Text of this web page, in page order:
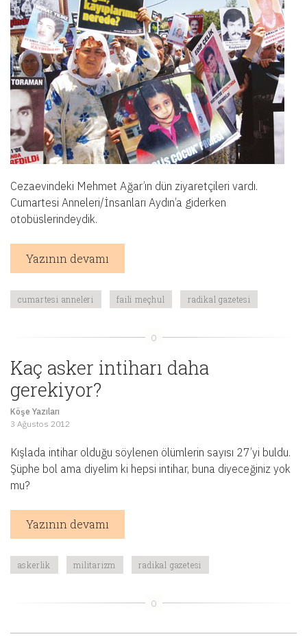
Cezaevindeki Mehmet Ağar’ın dün ziyaretçileri vardı.
Cumartesi Anneleri/İnsanları Aydın’a giderken
otobüslerindeydik.
Yazının devamı
cumartesi anneleri faili meçhul radikal gazetesi
Kaç asker intiharı daha
gerekiyor?
Köşe Yazıları
3 Ağustos 2012
Kışlada intihar olduğu söylenen ölümlerin sayısı 27’yi buldu.
Şüphe bol ama diyelim ki hepsi intihar, buna diyeceğiniz yok
mu?
Yazının devamı
askerlik militarizm radikal gazetesi